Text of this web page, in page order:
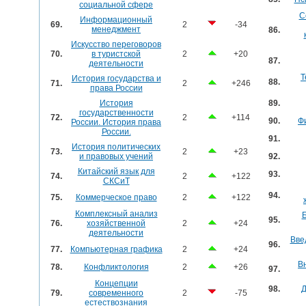
социальной сфере
69.
Информационный
менеджмент
2 -34
70.
Искусство переговоров
в туристской
деятельности
2 +20
71.
История государства и
права России
2 +246
72.
История
государственности
России. История права
России.
2 +114
73.
История политических
и правовых учений
2 +23
74.
Китайский язык для
СКСиТ
2 +122
75. Коммерческое право 2 +122
76.
Комплексный анализ
хозяйственной
деятельности
2 +24
77. Компьютерная графика 2
+24
78.
Конфликтология 2 +26
79.
Концепции
современного
естествознания
2 -75
86.
87.
88.
89.
90.
91.
92.
93.
94.
95.
96.
97.
98.